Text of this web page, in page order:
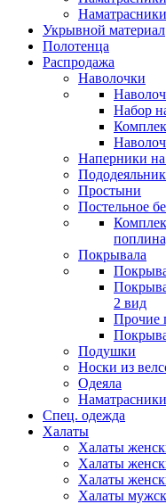
Укрывной материал
Полотенца
Распродажа
Наволочки
Набор
Наперники
Простыни
Постельное
Покрывала
2 вид
Прочие
Подушки
Носки из
Одеяла
Наматрасники
Спец. одежда
Халаты
Халаты
Халаты
Халаты
Халаты